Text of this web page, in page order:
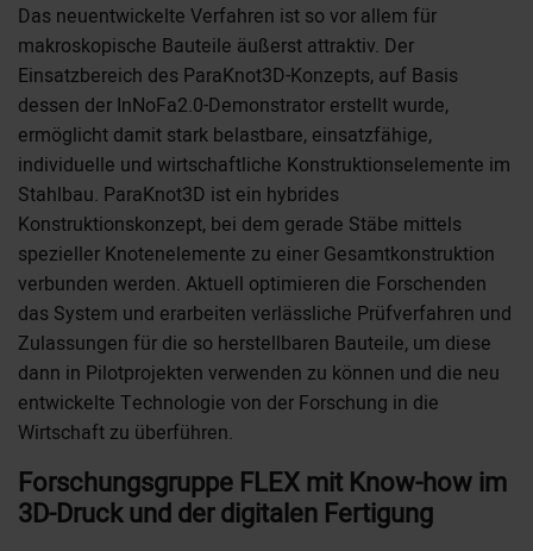
Das neuentwickelte Verfahren ist so vor allem für
makroskopische Bauteile äußerst attraktiv. Der
Einsatzbereich des ParaKnot3D-Konzepts, auf Basis
dessen der InNoFa2.0-Demonstrator erstellt wurde,
ermöglicht damit stark belastbare, einsatzfähige,
individuelle und wirtschaftliche Konstruktionselemente im
Stahlbau. ParaKnot3D ist ein hybrides
Konstruktionskonzept, bei dem gerade Stäbe mittels
spezieller Knotenelemente zu einer Gesamtkonstruktion
verbunden werden. Aktuell optimieren die Forschenden
das System und erarbeiten verlässliche Prüfverfahren und
Zulassungen für die so herstellbaren Bauteile, um diese
dann in Pilotprojekten verwenden zu können und die neu
entwickelte Technologie von der Forschung in die
Wirtschaft zu überführen.
Forschungsgruppe FLEX mit Know-how im
3D-Druck und der digitalen Fertigung